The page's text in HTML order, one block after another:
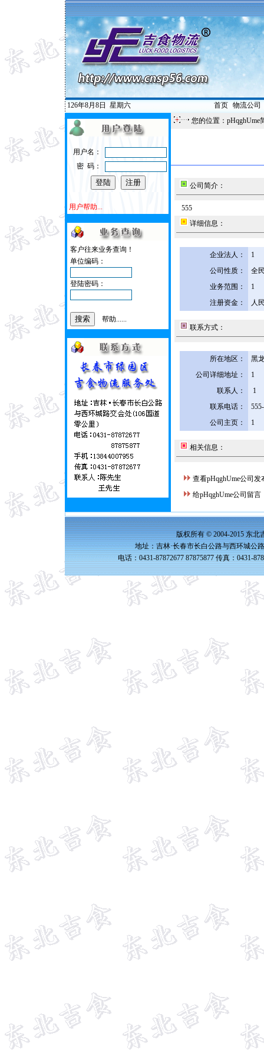
126年8月8日 星期六 首页| 物流公司
用户名：
密 码：
用户帮助...
客户往来业务查询！
单位编码：
登陆密码：
帮助......
您的位置：pHqghUme
公司简介：
555
详细信息：
企业法人：
1
公司性质：
全
业务范围：
1
注册资金：
人
联系方式：
所在地区：
黑
公司详细地址：
1
联系人：
1
联系电话：
公司主页：
1
相关信息：
查看pHqghUme公司发
给pHqghUme公司留言
版权所有 © 2004-2015 东北
地址：吉林·长春市长白公路与西环城公
电话：0431-87872677 87875877 传真：0431-